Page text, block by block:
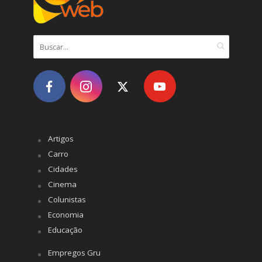
Artigos
Carro
Cidades
Cinema
Colunistas
Economia
Educação
Empregos Gru